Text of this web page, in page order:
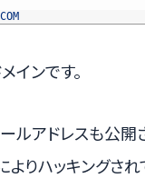
COM
インです。
ルアドレスも公
りハッキングされ